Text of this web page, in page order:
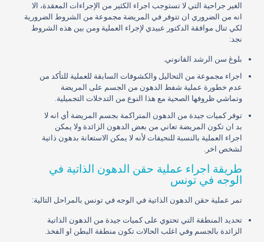
الغير جراحية التي لا تستوجب اجراء الكثير من الإجراءات المعقدة، الا
انه من الضروري ان تتوفر في المريضة مجموعة من الشروط الضرورية
لكي تنال موافقة الدكتور عبيدي لإجراء العملية ومن بين هذه الشروط
نجد:
بلوغ سن الرشد القانوني.
اجراء مجموعة من التحاليل والكشوفات السابقة للعملية للتأكد من
عدم خطورة عملية شفط الدهون من الجسم على المريضة
وتماشي ظروفها الصحية مع هذا النوع من التدخلات التجميلية.
توفر كميات جيدة من الدهون المتراكمة بجسم المريضة أي انه لا
بد ان تكون المريضة تعاني من بعض الدهون الزائدة ولا يمكن
اجراء العملية بالنسبة للنحيفات لأنه لا يمكن الاستعانة بدهون ذاتية
لشخص اخر.
طريقة اجراء عملية حقن الدهون الذاتية في
الوجه في تونس
تمر عملية حقن الدهون الذاتية في الوجه في تونس بالمراحل التالية:
تحديد المنطقة التي تحتوي على كميات جيدة من الدهون الذاتية
الزائدة بالجسم وفي اغلب الحالات تكون منطقة البطن او الفخذ.